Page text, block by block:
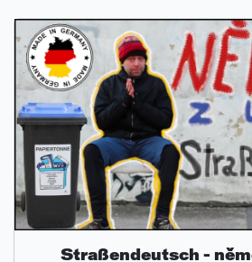
Straßendeutsch -